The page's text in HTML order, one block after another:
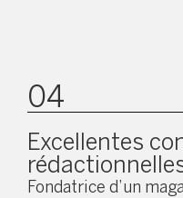
04
Excellentes
Fondatrice d’un